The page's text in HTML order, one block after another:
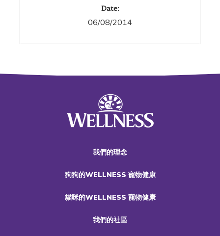
Date:
06/08/2014
我們的理念
狗狗的WELLNESS 寵物健康
貓咪的WELLNESS 寵物健康
我們的社區